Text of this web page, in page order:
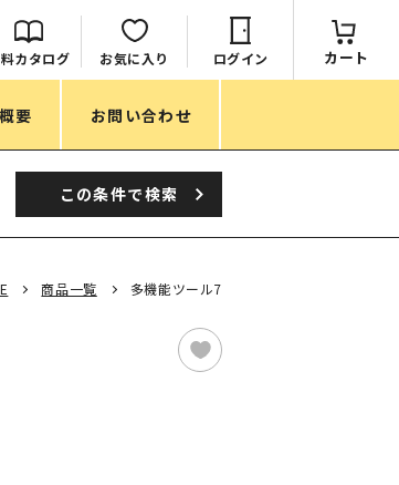
カタログ お気に入り ログイン カート
要 お問い合わせ
この条件で検索
商品一覧 多機能ツール7